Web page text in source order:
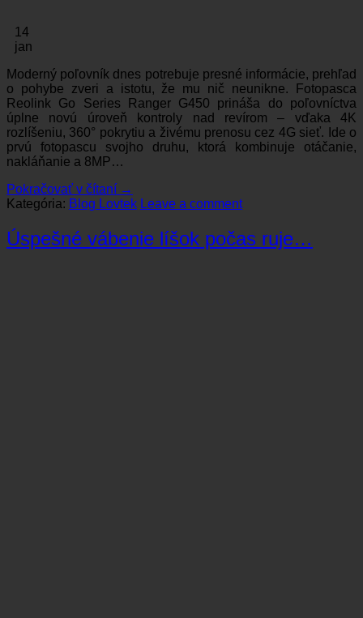
14
jan
Moderný poľovník dnes potrebuje presné informácie, prehľad
o pohybe zveri a istotu, že mu nič neunikne. Fotopasca
Reolink Go Series Ranger G450 prináša do poľovníctva
úplne novú úroveň kontroly nad revírom – vďaka 4K
rozlíšeniu, 360° pokrytiu a živému prenosu cez 4G sieť. Ide o
prvú fotopascu svojho druhu, ktorá kombinuje otáčanie,
nakláňanie a 8MP…
Pokračovať v čítaní →
Kategória: Blog Lovtek Leave a comment
Úspešné vábenie líšok počas ruje…